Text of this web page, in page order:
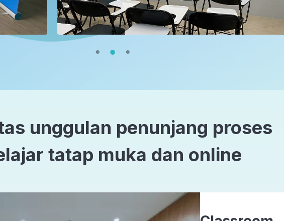
unggulan penunjang proses
tatap muka dan online